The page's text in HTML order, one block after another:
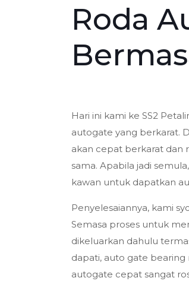
Roda
Hari ini kami ke SS2
autogate yang berkarat.
akan cepat berkarat dan
sama. Apabila jadi
kawan untuk dapatkan
Penyelesaiannya, kami
Semasa proses untuk
dikeluarkan dahulu
dapati, auto gate
autogate cepat sangat